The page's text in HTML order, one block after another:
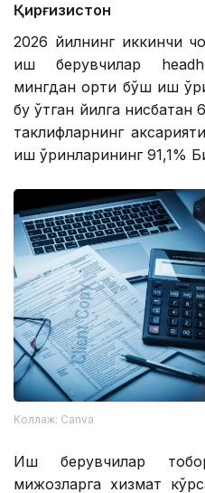
Қирғизистон
2026 йилнинг иккинчи
иш берувчилар
мингдан ортиқ бўш иш
бу ўтган йилга нисбатан
таклифларнинг
иш ўринларининг 91,1%
Коллаж: Canva
Иш берувчилар
мижозларга хизмат